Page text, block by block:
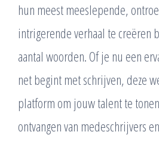
hun meest meeslepende,
intrigerende verhaal te creëren
aantal woorden. Of je nu een
net begint met schrijven, deze
platform om jouw talent te
ontvangen van medeschrijvers